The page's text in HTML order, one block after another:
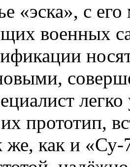
«эска», с
военных
прототип,
же, как и